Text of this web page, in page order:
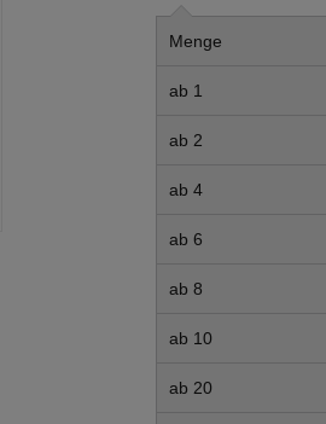
Menge
ab 1
ab 2
ab 4
ab 6
ab 8
ab 10
ab 20